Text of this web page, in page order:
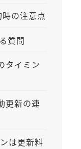
の注意点
質問
タイミン
更新の連
は更新料